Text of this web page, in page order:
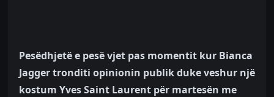
Pesëdhjetë e pesë vjet pas momentit kur Bianca
Jagger tronditi opinionin publik duke veshur një
kostum Yves Saint Laurent për martesën me